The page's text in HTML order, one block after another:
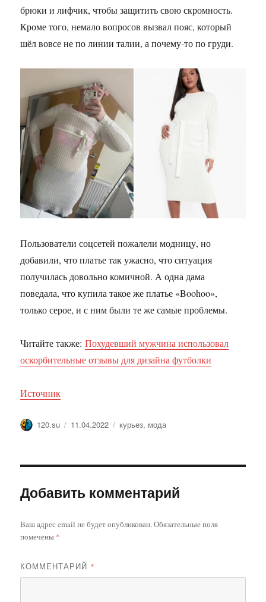
брюки и лифчик, чтобы защитить свою скромность.
Кроме того, немало вопросов вызвал пояс, который
шёл вовсе не по линии талии, а почему-то по груди.
Пользователи соцсетей пожалели модницу, но
добавили, что платье так ужасно, что ситуация
получилась довольно комичной. А одна дама
поведала, что купила такое же платье «Boohoo»,
только серое, и с ним были те же самые проблемы.
Читайте также:Похудевший мужчина использовал
оскорбительные отзывы для дизайна футболки
Источник
Автор
120.su Опубликовано
11.04.2022 Метки
курьез, мода
Добавить комментарий
Ваш адрес email не будет опубликован.Обязательные поля
помечены *
КОММЕНТАРИЙ *